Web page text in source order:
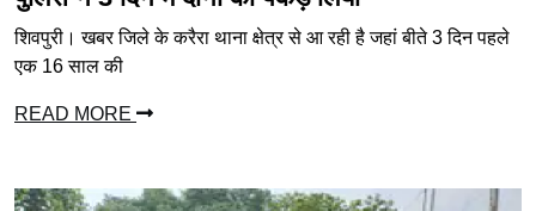
शिवपुरी। खबर जिले के करैरा थाना क्षेत्र से आ रही है जहां बीते 3 दिन पहले
एक 16 साल की
READ MORE